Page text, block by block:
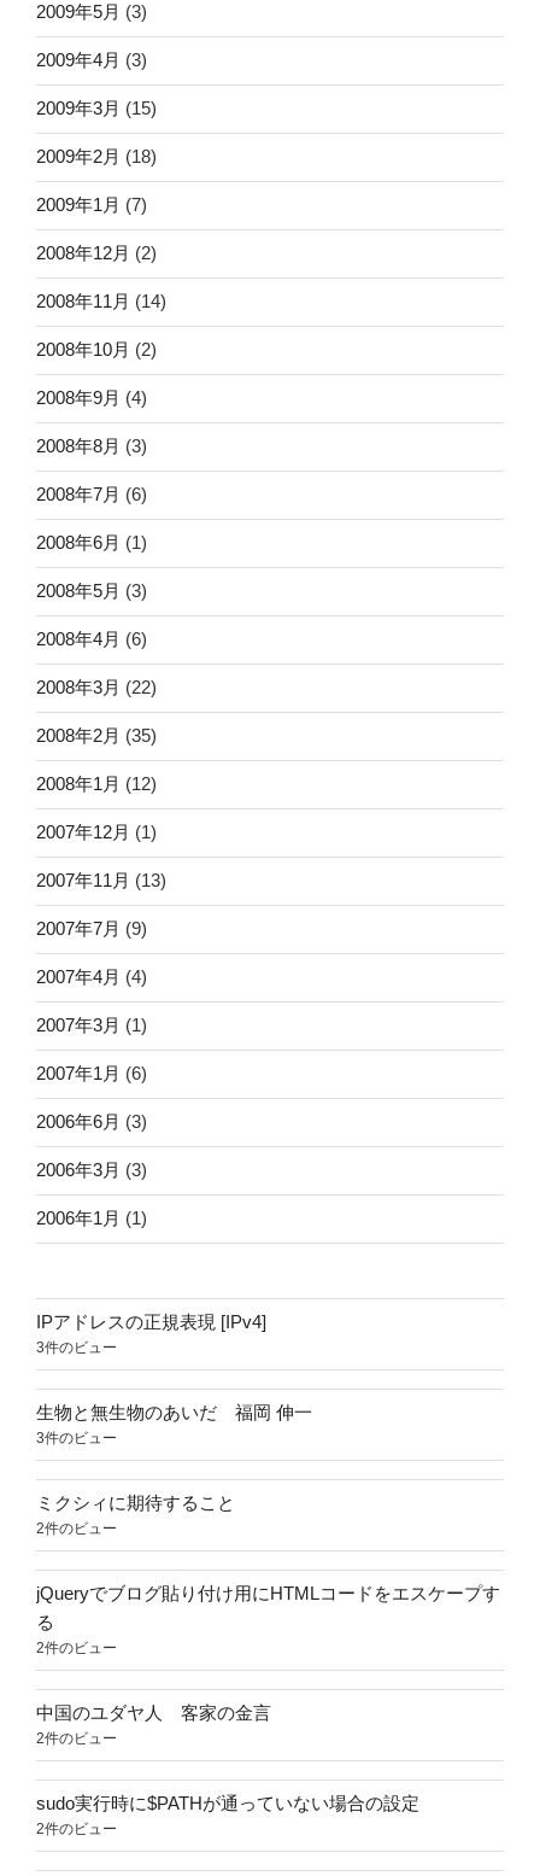
2009年5月 (3)
2009年4月 (3)
2009年3月 (15)
2009年2月 (18)
2009年1月 (7)
2008年12月 (2)
2008年11月 (14)
2008年10月 (2)
2008年9月 (4)
2008年8月 (3)
2008年7月 (6)
2008年6月 (1)
2008年5月 (3)
2008年4月 (6)
2008年3月 (22)
2008年2月 (35)
2008年1月 (12)
2007年12月 (1)
2007年11月 (13)
2007年7月 (9)
2007年4月 (4)
2007年3月 (1)
2007年1月 (6)
2006年6月 (3)
2006年3月 (3)
2006年1月 (1)
IPアドレスの正規表現 [IPv4]
3件のビュー
生物と無生物のあいだ 福岡 伸一
3件のビュー
ミクシィに期待すること
2件のビュー
jQueryでブログ貼り付け用にHTMLコードをエスケープす
る
2件のビュー
中国のユダヤ人 客家の金言
2件のビュー
sudo実行時に$PATHが通っていない場合の設定
2件のビュー